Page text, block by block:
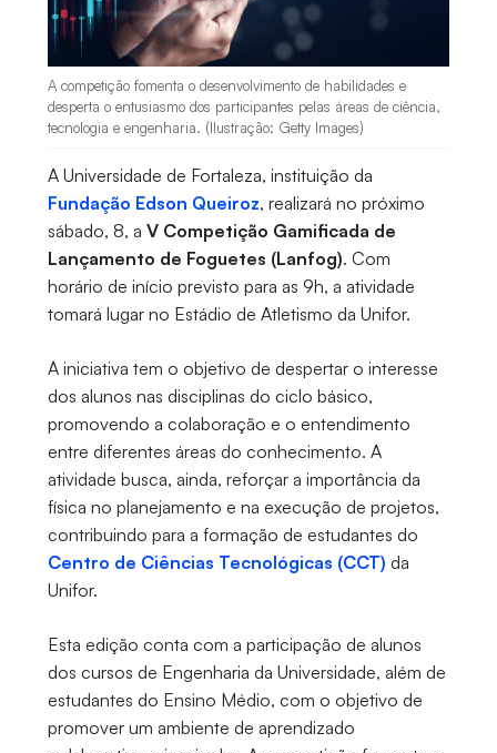
A competição fomenta o desenvolvimento de habilidades e
desperta o entusiasmo dos participantes pelas áreas de ciência,
tecnologia e engenharia. (Ilustração: Getty Images)
A Universidade de Fortaleza, instituição da
Fundação Edson Queiroz, realizará no próximo
sábado, 8, a V Competição Gamificada de
Lançamento de Foguetes (Lanfog). Com
horário de início previsto para as 9h, a atividade
tomará lugar no Estádio de Atletismo da Unifor.
A iniciativa tem o objetivo de despertar o interesse
dos alunos nas disciplinas do ciclo básico,
promovendo a colaboração e o entendimento
entre diferentes áreas do conhecimento. A
atividade busca, ainda, reforçar a importância da
física no planejamento e na execução de projetos,
contribuindo para a formação de estudantes do
Centro de Ciências Tecnológicas (CCT) da
Unifor.
Esta edição conta com a participação de alunos
dos cursos de Engenharia da Universidade, além de
estudantes do Ensino Médio, com o objetivo de
promover um ambiente de aprendizado